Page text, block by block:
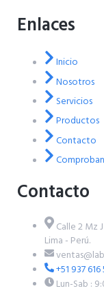
Enlaces
Inicio
Nosotros
Servicios
Productos
Contacto
Contacto
Calle 2 Mz
Lima - Perú.
+51 937
Lun-Sab :